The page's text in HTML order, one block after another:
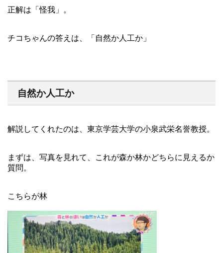
正解は「怪我」。
チコちゃんの答えは、「自然か人工か」
自然か人工か
解説してくれたのは、東京学芸大学の小泉武栄名誉教授。
まずは、写真を見れて、これが森か林かどちらに見えるか
質問。
こちらが林